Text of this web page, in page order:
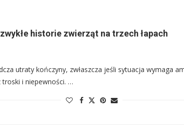
historie zwierząt na trzech łapach
utraty kończyny, zwłaszcza jeśli sytuacja wymaga
i niepewności. …